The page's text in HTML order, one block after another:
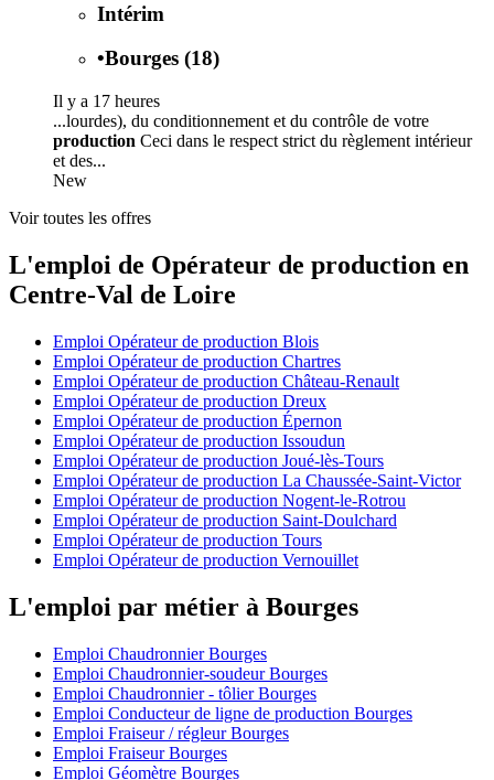
Intérim
•Bourges (18)
Il y a 17 heures
...lourdes), du conditionnement et du contrôle de votre
production Ceci dans le respect strict du règlement intérieur
et des...
New
Voir toutes les offres
L'emploi de Opérateur de production en
Centre-Val de Loire
Emploi Opérateur de production Blois
Emploi Opérateur de production Chartres
Emploi Opérateur de production Château-Renault
Emploi Opérateur de production Dreux
Emploi Opérateur de production Épernon
Emploi Opérateur de production Issoudun
Emploi Opérateur de production Joué-lès-Tours
Emploi Opérateur de production La Chaussée-Saint-Victor
Emploi Opérateur de production Nogent-le-Rotrou
Emploi Opérateur de production Saint-Doulchard
Emploi Opérateur de production Tours
Emploi Opérateur de production Vernouillet
L'emploi par métier à Bourges
Emploi Chaudronnier Bourges
Emploi Chaudronnier-soudeur Bourges
Emploi Chaudronnier - tôlier Bourges
Emploi Conducteur de ligne de production Bourges
Emploi Fraiseur / régleur Bourges
Emploi Fraiseur Bourges
Emploi Géomètre Bourges